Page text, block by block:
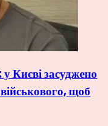
Києві засуджено
щоб